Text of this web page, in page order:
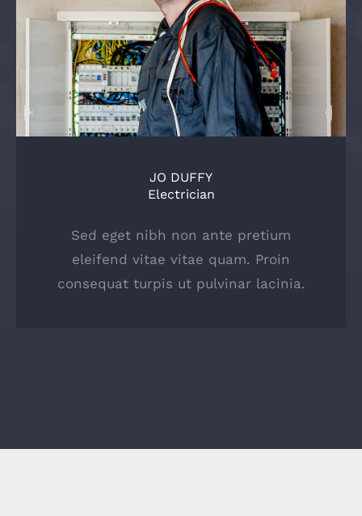
JO DUFFY
Electrician
Sed eget nibh non ante pretium
eleifend vitae vitae quam. Proin
consequat turpis ut pulvinar lacinia.